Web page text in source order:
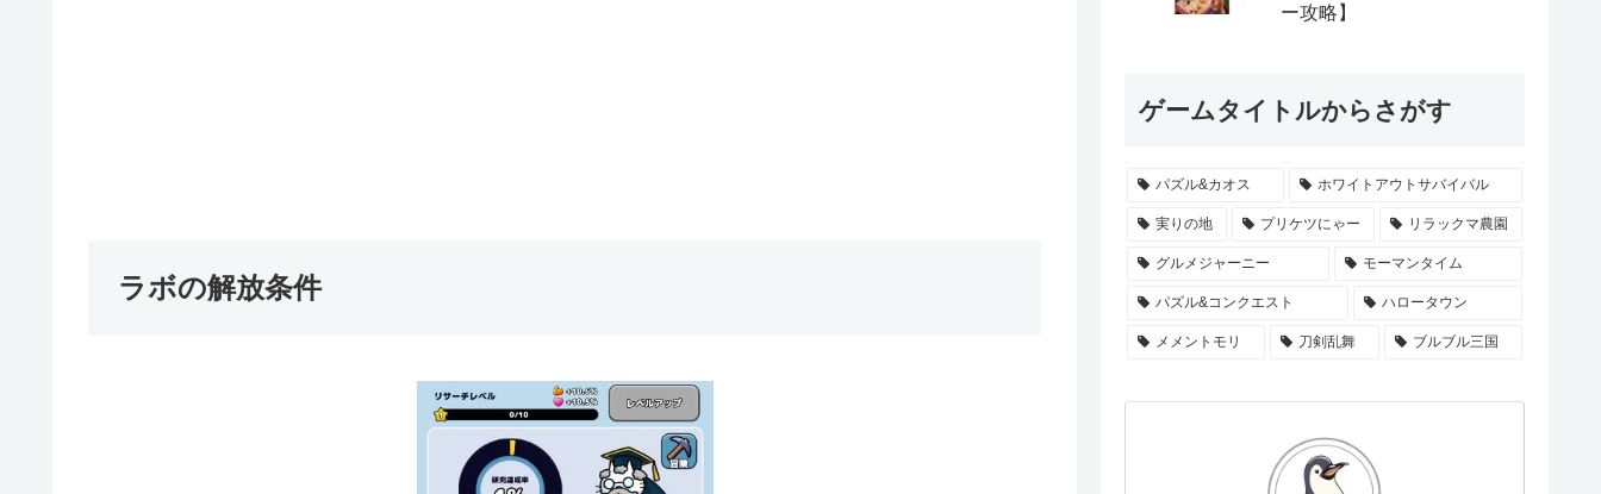
ラボの解放条件
ー攻略】
ゲームタイトルからさがす
パズル&カオス ホワイトアウトサバイバル
実りの地 プリケツにゃー リラックマ農園
グルメジャーニー モーマンタイム
パズル&コンクエスト ハロータウン
メメントモリ 刀剣乱舞 ブルブル三国